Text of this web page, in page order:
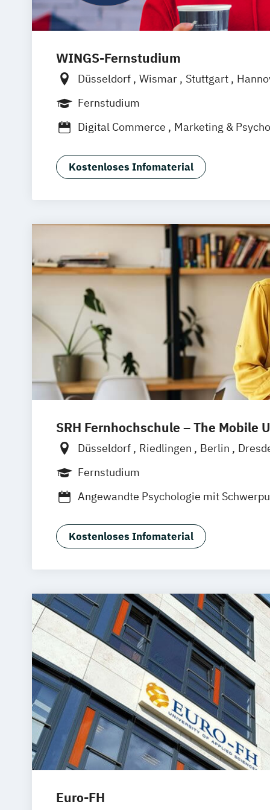
WINGS-Fernstudium
Düsseldorf Wismar Stuttgart
Frankfurt am Main
Fernstudium
Digital Commerce
Marketing &
Kostenloses Infomaterial
SRH Fernhochschule – The Mobile
Düsseldorf Riedlingen Berlin
Hannover
Frankfurt am Main Hamm Zürich
Fernstudium
Angewandte Psychologie mit
Angewandte Psychologie mit
Gesundheitspsychologie
Angewandte Psychologie mit
Psychologie und Beratung
Angewandte Psychologie mit
Sportpsychologie
Beratung & Coaching
Gesundheitspsychologie im Online-
Lernpsychologie und integrative
Personalpsychologie und Human
Management
Psychologie Wirtschaftspsychologie
Wirtschaftspsychologie & Künstliche
Wirtschaftspsychologie im Online-
Kostenloses Infomaterial
Euro-FH